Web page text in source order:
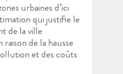
urbaines d’ici
qui justifie le
de la ville
de la hausse
et des coûts